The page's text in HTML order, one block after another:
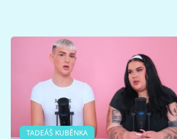
TADEÁŠ KUBĚNKA